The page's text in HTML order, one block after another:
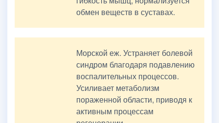
обмен веществ в суставах.
Морской еж. Устраняет болевой
синдром благодаря подавлению
воспалительных процессов.
Усиливает метаболизм
пораженной области, приводя к
активным процессам